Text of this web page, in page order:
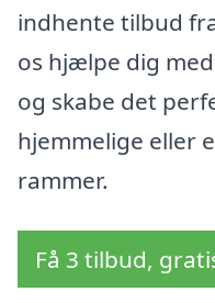
indhente tilbud
os hjælpe dig
og skabe det
hjemmelige eller
rammer.
Få 3 tilbud,